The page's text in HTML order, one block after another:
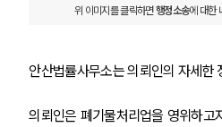
위 이미지를 클릭하면 행정소송에 대한
안산법률사무소는 의뢰인의 자세한
의뢰인은 폐기물처리업을 영위하고